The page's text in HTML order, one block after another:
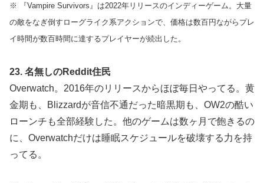
※ 『Vampire Survivors』は2022年リリースのインディーゲーム。大量
の敵をなぎ倒すローグライク系アクションで、価格は数百円ながらプレ
イ時間が数百時間に達するプレイヤーが続出した。
23. 名無しのReddit住民
Overwatch。2016年のリリースからほぼ毎日やってる。黄
金期も、Blizzardが音信不通だった暗黒期も、OW2の酷い
ローンチも全部経験した。他のゲームは数ヶ月で飽きるの
に、Overwatchだけは睡眠スケジュールを破壊する力を持
ってる。